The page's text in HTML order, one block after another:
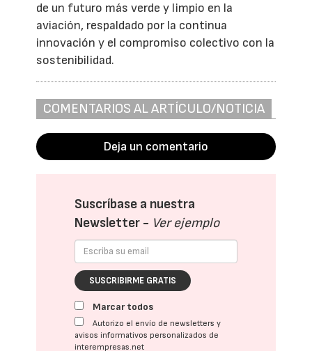
de un futuro más verde y limpio en la
aviación, respaldado por la continua
innovación y el compromiso colectivo con la
sostenibilidad.
COMENTARIOS AL ARTÍCULO/NOTICIA
Deja un comentario
Suscríbase a nuestra
Newsletter - Ver ejemplo
SUSCRIBIRME GRATIS
Marcar todos
Autorizo el envío de newsletters y
avisos informativos personalizados de
interempresas.net